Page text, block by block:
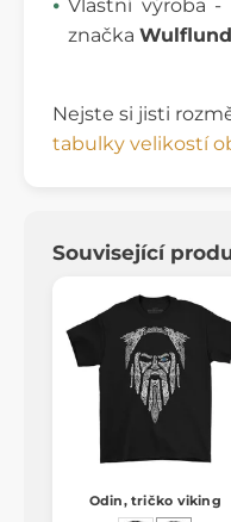
Vlastní výroba -
značka Wulflund
Nejste si jisti
tabulky velikostí
Související
Odin, tričko viking